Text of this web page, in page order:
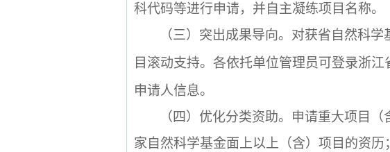
科代码等进行申请，并自主凝练项目名称。
（三）突出成果导向。对获省自然科
目滚动支持。各依托单位管理员可登录浙江
申请人信息。
（四）优化分类资助。申请重大项目
家自然科学基金面上以上（含）项目的资